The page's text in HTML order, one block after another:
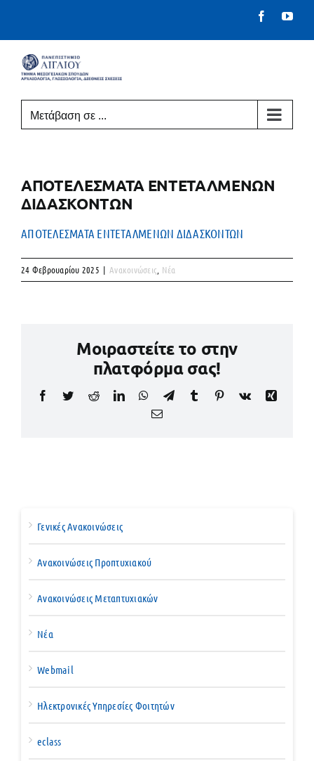
Facebook
Μετάβαση σε ...
ΑΠΟΤΕΛΕΣΜΑΤΑ ΕΝΤΕΤΑΛΜΕΝΩΝ
ΔΙΔΑΣΚΟΝΤΩΝ
ΑΠΟΤΕΛΕΣΜΑΤΑ ΕΝΤΕΤΑΛΜΕΝΩΝ ΔΙΔΑΣΚΟΝΤΩΝ
24 Φεβρουαρίου 2025 | Ανακοινώσεις Νέα
Μοιραστείτε το στην
πλατφόρμα σας!
Facebook
TwitterRedditLinkedInWhatsApp
TelegramTumblr Pinterest
Vk
Xing
Email
Γενικές Ανακοινώσεις
Ανακοινώσεις Προπτυχιακού
Ανακοινώσεις Μεταπτυχιακών
Νέα
Webmail
Ηλεκτρονικές Υπηρεσίες Φοιτητών
eclass